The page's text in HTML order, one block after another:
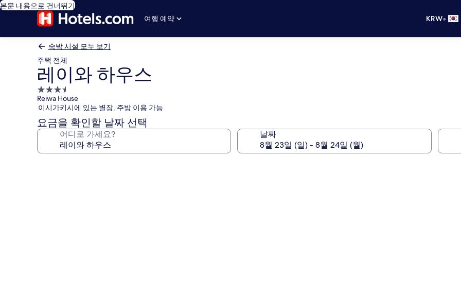
본문 내용으로 건너뛰기
여행 예약
KRW•
숙박 시설 모두 보기
주택 전체
레이와 하우스
3.5
성
급
숙
박
Reiwa House
이시가키시에 있는 별장, 주방 이용 가능
요금을 확인할 날짜 선택
어디로 가세요? 날짜